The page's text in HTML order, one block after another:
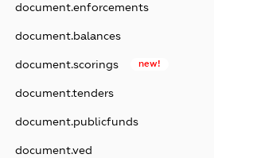
document.enforcements
document.balances
document.scorings new!
document.tenders
document.publicfunds
document.ved